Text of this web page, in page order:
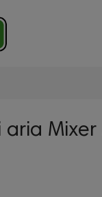
Mixer